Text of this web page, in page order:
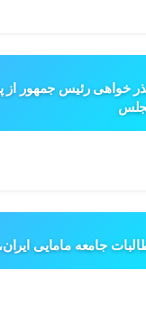
خواهی رئیس جمهور
جامعه مامایی